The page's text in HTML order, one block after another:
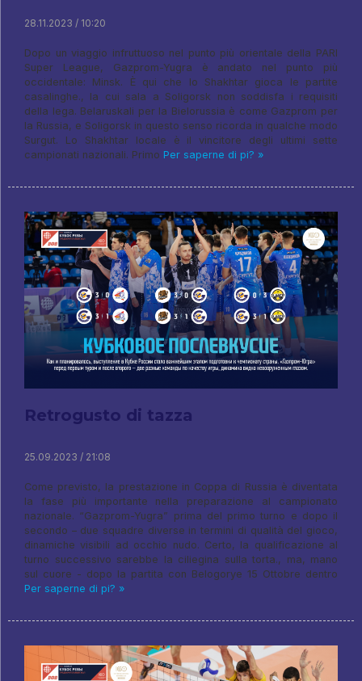
28.11.2023 / 10:20
Dopo un viaggio infruttuoso nel punto più orientale della PARI
Super League, Gazprom-Yugra è andato nel punto più
occidentale: Minsk. È qui che lo Shakhtar gioca le partite
casalinghe., la cui sala a Soligorsk non soddisfa i requisiti
della lega. Belaruskali per la Bielorussia è come Gazprom per
la Russia, e Soligorsk in questo senso ricorda in qualche modo
Surgut. Lo Shakhtar locale è il vincitore degli ultimi sette
campionati nazionali. Primo Per saperne di pi? »
Retrogusto di tazza
25.09.2023 / 21:08
Come previsto, la prestazione in Coppa di Russia è diventata
la fase più importante nella preparazione al campionato
nazionale. “Gazprom-Yugra” prima del primo turno e dopo il
secondo – due squadre diverse in termini di qualità del gioco,
dinamiche visibili ad occhio nudo. Certo, la qualificazione al
turno successivo sarebbe la ciliegina sulla torta., ma, mano
sul cuore - dopo la partita con Belogorye 15 Ottobre dentro
Per saperne di pi? »